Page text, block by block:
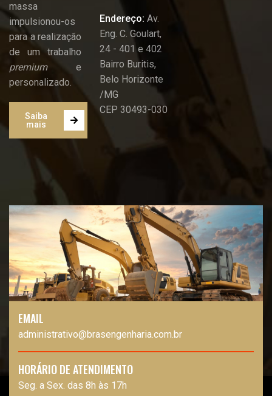
massa
impulsionou-os
para a realização
de um trabalho
premiume
personalizado.
Saiba
mais
Endereço: Av.
Eng. C. Goulart,
24 - 401 e 402
Bairro Buritis,
Belo Horizonte
/MG
CEP 30493-030
EMAIL
administrativo@brasengenharia.com.br
HORÁRIO DE ATENDIMENTO
Seg. a Sex. das 8h às 17h